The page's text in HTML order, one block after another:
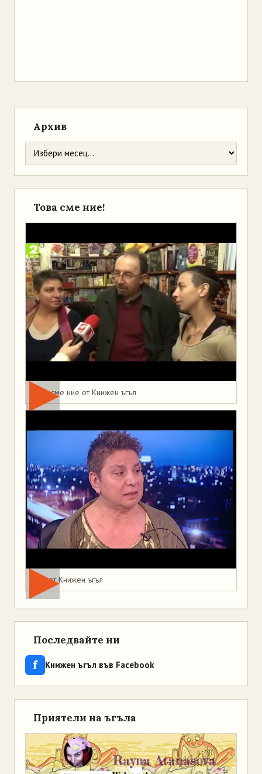
Архив
Това сме ние!
Това сме ние от Книжен ъгъл
Мая от Книжен ъгъл
Последвайте ни
f Книжен ъгъл във Facebook
Приятели на ъгъла